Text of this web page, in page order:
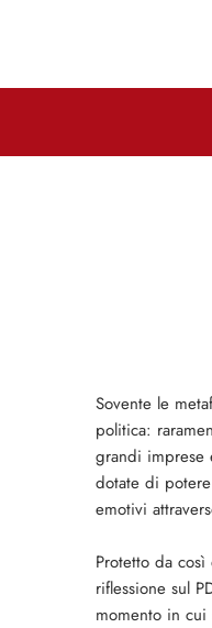
Sovente le
politica:
grandi imprese
dotate di
emotivi
Protetto da
riflessione sul
momento in cui